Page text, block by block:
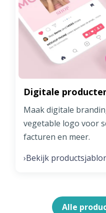
Digitale
Maak digitale
vegetable logo voor
facturen en meer.
›Bekijk
Alle